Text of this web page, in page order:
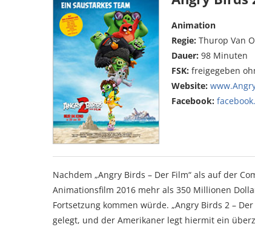
Animation
Regie: Thurop Van
Dauer: 98 Minuten
FSK: freigegeben
Website:
Facebook:
Nachdem „Angry Birds – Der Film“ als auf der
Animationsfilm 2016 mehr als 350 Millionen
Fortsetzung kommen würde. „Angry Birds 2 –
gelegt, und der Amerikaner legt hiermit ein